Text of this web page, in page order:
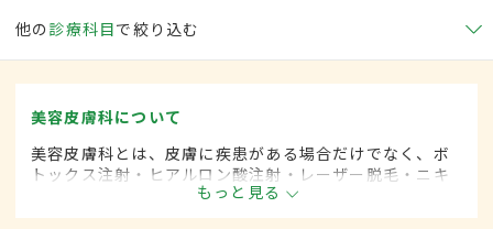
他の 診療科目で絞り込む
美容皮膚科について
美容皮膚科とは、皮膚に疾患がある場合だけでなく、ボ
トックス注射・ヒアルロン酸注射・レーザー脱毛・ニキ
ビ治療など美容を目的として行われる皮膚科の診療分野
です。
もっと見る